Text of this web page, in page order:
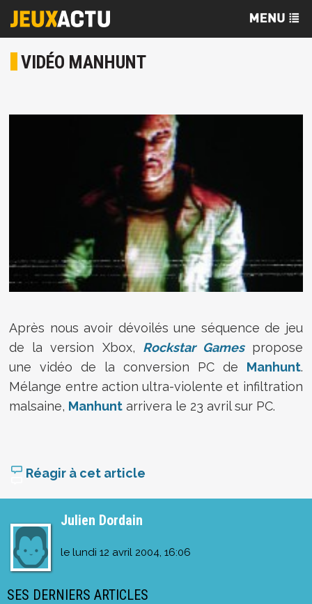
VIDÉO MANHUNT
Après nous avoir dévoilés une séquence de jeu
de la version Xbox, Rockstar Gamespropose
une vidéo de la conversion PC de Manhunt.
Mélange entre action ultra-violente et infiltration
malsaine, Manhunt arrivera le 23 avril sur PC.
Réagir à cet article
Julien Dordain
le lundi 12 avril 2004, 16:06
SES DERNIERS ARTICLES